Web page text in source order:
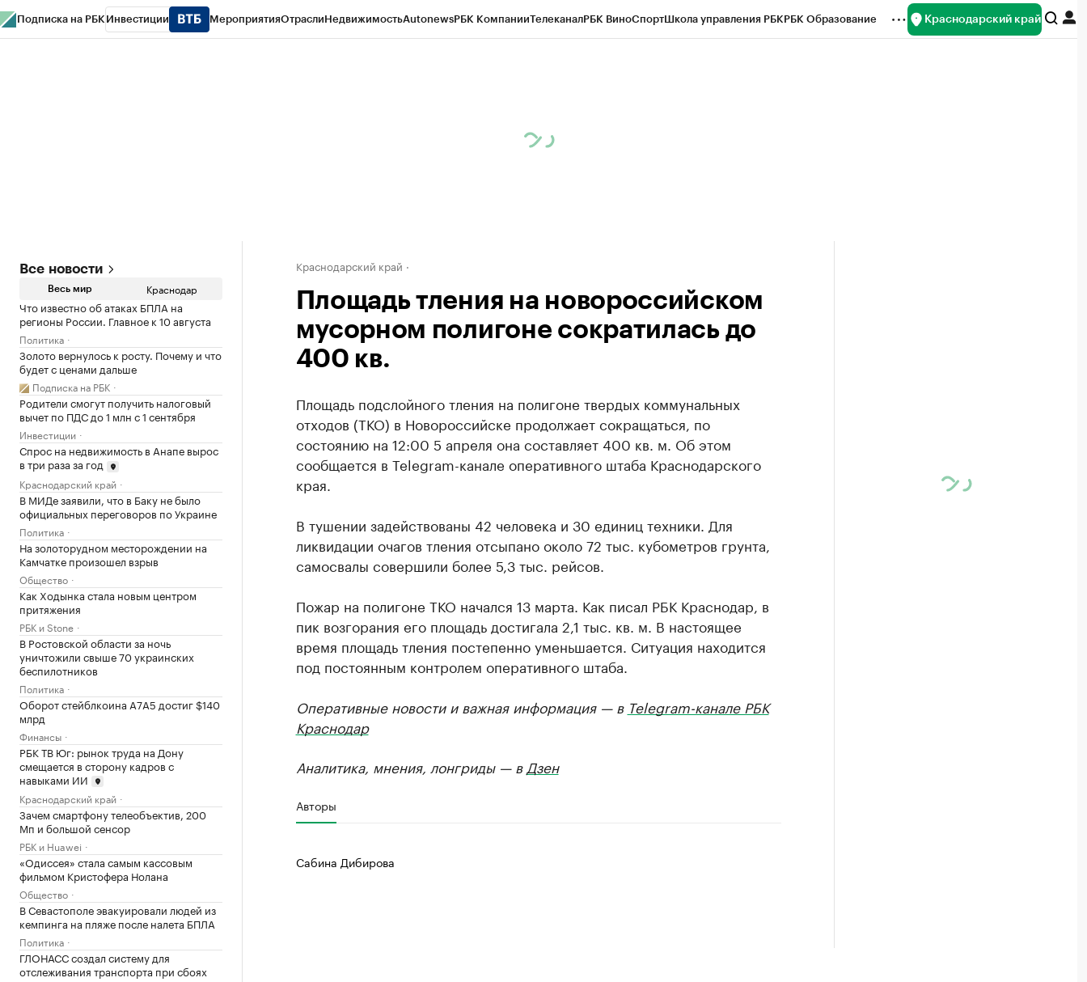
Подписка на РБК Инвестиции МероприятияОтраслиНедвижимостьAutonewsРБК КомпанииТелеканалРБК ВиноСпортШкола управления РБКРБК Образование Краснодарский край
Все новости
Весь мир Краснодар
Что известно об атаках БПЛА на
регионы России. Главное к 10 августа
Политика
Золото вернулось к росту. Почему и что
будет с ценами дальше
Подписка на РБК
Родители смогут получить налоговый
вычет по ПДС до 1 млн с 1 сентября
Инвестиции
Спрос на недвижимость в Анапе вырос
в три раза за год
Краснодарский край
В МИДе заявили, что в Баку не было
официальных переговоров по Украине
Политика
На золоторудном месторождении на
Камчатке произошел взрыв
Общество
Как Ходынка стала новым центром
притяжения
РБК и Stone
В Ростовской области за ночь
уничтожили свыше 70 украинских
беспилотников
Политика
Оборот стейблкоина А7А5 достиг $140
млрд
Финансы
РБК ТВ Юг: рынок труда на Дону
смещается в сторону кадров с
навыками ИИ
Краснодарский край
Зачем смартфону телеобъектив, 200
Мп и большой сенсор
РБК и Huawei
«Одиссея» стала самым кассовым
фильмом Кристофера Нолана
Общество
В Севастополе эвакуировали людей из
кемпинга на пляже после налета БПЛА
Политика
ГЛОНАСС создал систему для
отслеживания транспорта при сбоях
Краснодарский край
Площадь тления на новороссийском
мусорном полигоне сократилась до
400 кв.
Площадь подслойного тления на полигоне твердых коммунальных
отходов (ТКО) в Новороссийске продолжает сокращаться, по
состоянию на 12:00 5 апреля она составляет 400 кв. м. Об этом
сообщается в Telegram-канале оперативного штаба Краснодарского
края.
В тушении задействованы 42 человека и 30 единиц техники. Для
ликвидации очагов тления отсыпано около 72 тыс. кубометров грунта,
самосвалы совершили более 5,3 тыс. рейсов.
Пожар на полигоне ТКО начался 13 марта. Как писал РБК Краснодар, в
пик возгорания его площадь достигала 2,1 тыс. кв. м. В настоящее
время площадь тления постепенно уменьшается. Ситуация находится
под постоянным контролем оперативного штаба.
Оперативные новости и важная информация — в Telegram-канале РБК
Краснодар
Аналитика, мнения, лонгриды — в Дзен
Авторы
Сабина Дибирова